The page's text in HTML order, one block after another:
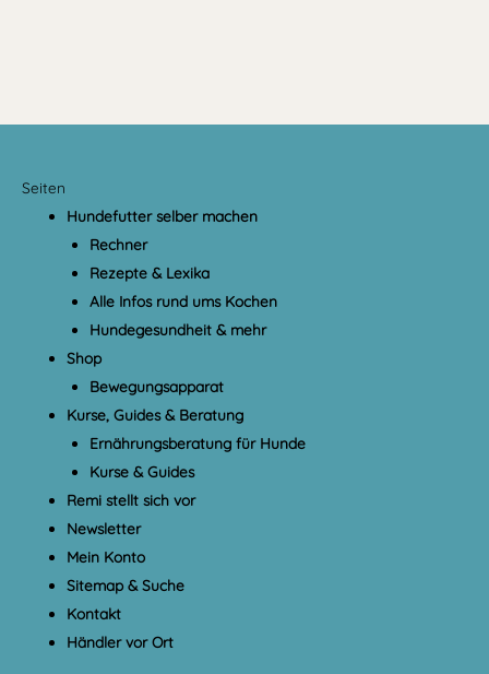
Seiten
Hundefutter selber machen
Rechner
Rezepte & Lexika
Alle Infos rund ums Kochen
Hundegesundheit & mehr
Shop
Bewegungsapparat
Kurse, Guides & Beratung
Ernährungsberatung für Hunde
Kurse & Guides
Remi stellt sich vor
Newsletter
Mein Konto
Sitemap & Suche
Kontakt
Händler vor Ort